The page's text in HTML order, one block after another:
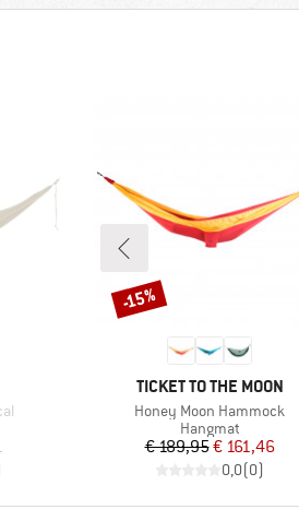
prijs
MERK
TICKET TO THE MOON
Artikel
Honey Moon Hammock
Productgroep
Hangmat
Prijs
€ 189,95Verlaagde
€ 161,46
0,0(0)
Korting
-15%